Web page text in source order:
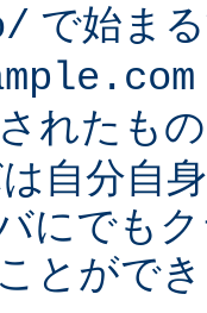
で始ま
れたも
自分自
にでも
とがで